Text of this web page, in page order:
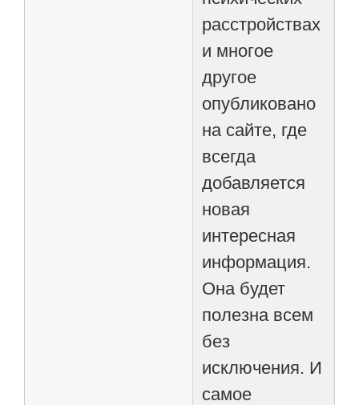
расстройствах
и многое
другое
опубликовано
на сайте, где
всегда
добавляется
новая
интересная
информация.
Она будет
полезна всем
без
исключения. И
самое